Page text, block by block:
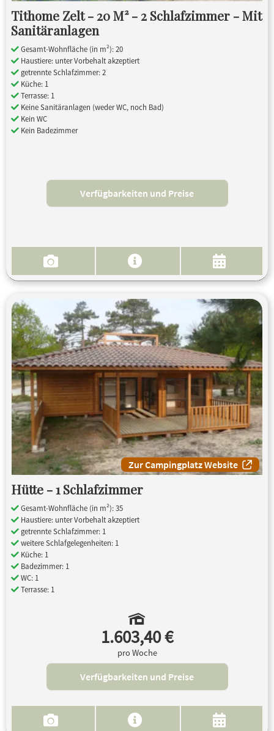
Tithome Zelt - 20 M² - 2 Schlafzimmer - Mit
Sanitäranlagen
Gesamt-Wohnfläche (in m²): 20
Haustiere: unter Vorbehalt akzeptiert
getrennte Schlafzimmer: 2
Küche: 1
Terrasse: 1
Keine Sanitäranlagen (weder WC, noch Bad)
Kein WC
Kein Badezimmer
Verfügbarkeiten und Preise
Zur Campingplatz Website
Hütte - 1 Schlafzimmer
Gesamt-Wohnfläche (in m²): 35
Haustiere: unter Vorbehalt akzeptiert
getrennte Schlafzimmer: 1
weitere Schlafgelegenheiten: 1
Küche: 1
Badezimmer: 1
WC: 1
Terrasse: 1
1.603,40 €
pro Woche
Verfügbarkeiten und Preise